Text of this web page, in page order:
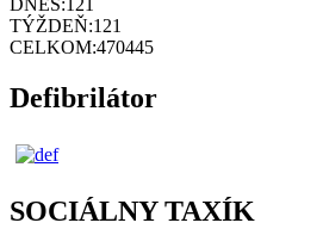
DNES: 121
TÝŽDEŇ:121
CELKOM:470445
Defibrilátor
SOCIÁLNY TAXÍK